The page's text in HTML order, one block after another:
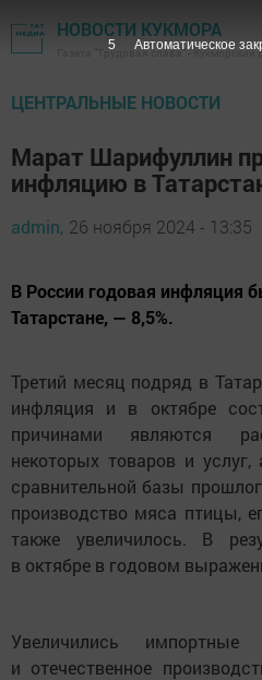
НОВОСТИ КУКМОРА
Газета "Трудовая слава" - Кукморский
ЦЕНТРАЛЬНЫЕ НОВОСТИ
Марат Шарифуллин
инфляцию в
admin, 26 ноября 2024 - 13:35
В России годовая инфляция
Татарстане, — 8,5%.
Третий месяц подряд в
инфляция и в октябре
причинами являются
некоторых товаров и
сравнительной базы
производство мяса птицы,
также увеличилось. В
в октябре в годовом
Увеличились импортные
и отечественное
4 Автоматическое